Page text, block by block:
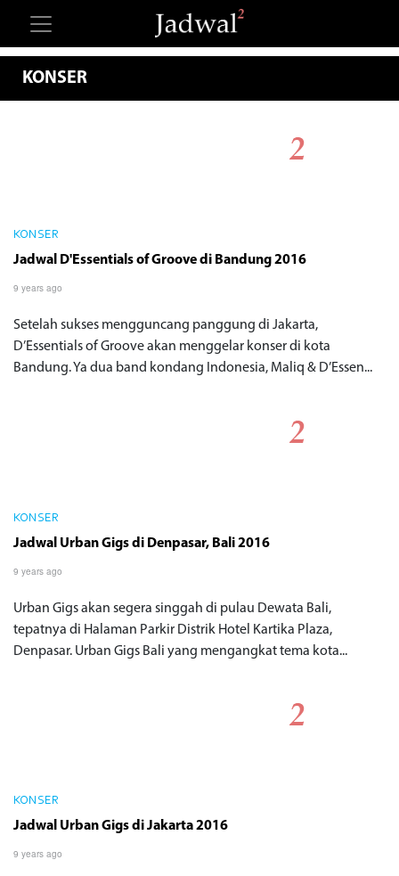
KONSER
KONSER
Jadwal D'Essentials of Groove di Bandung 2016
9 years ago
Setelah sukses mengguncang panggung di Jakarta,
D’Essentials of Groove akan menggelar konser di kota
Bandung. Ya dua band kondang Indonesia, Maliq & D’Essen...
KONSER
Jadwal Urban Gigs di Denpasar, Bali 2016
9 years ago
Urban Gigs akan segera singgah di pulau Dewata Bali,
tepatnya di Halaman Parkir Distrik Hotel Kartika Plaza,
Denpasar. Urban Gigs Bali yang mengangkat tema kota...
KONSER
Jadwal Urban Gigs di Jakarta 2016
9 years ago